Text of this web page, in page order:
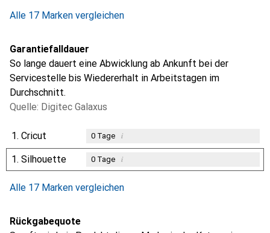
Alle 17 Marken vergleichen
Garantiefalldauer
So lange dauert eine Abwicklung ab Ankunft bei der
Servicestelle bis Wiedererhalt in Arbeitstagen im
Durchschnitt.
Quelle: Digitec Galaxus
1. Cricut 0Tage i
1. Silhouette 0Tage i
Alle 17 Marken vergleichen
Rückgabequote